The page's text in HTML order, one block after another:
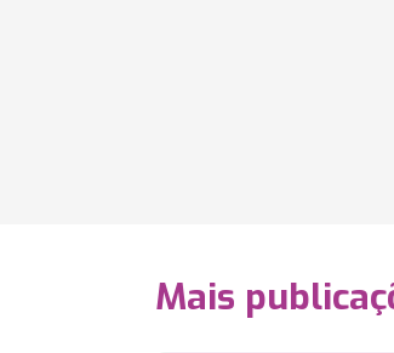
Mais